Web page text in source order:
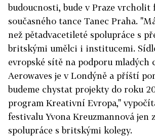
budoucnosti, bude v Praze vrcholit
současného tance Tanec Praha.
než pětadvacetileté spolupráce s
britskými umělci i institucemi.
evropské sítě na podporu mladých
Aerowaves je v Londýně a příští
budeme chystat projekty do roku
program Kreativní Evropa,"
festivalu Yvona Kreuzmannová jen
spolupráce s britskými kolegy.